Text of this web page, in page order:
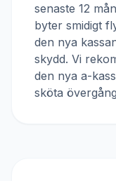
senaste 12
byter smidigt
den nya
skydd. Vi
den nya a-
sköta